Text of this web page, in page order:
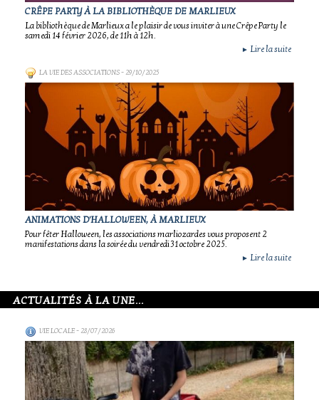
CRÊPE PARTY À LA BIBLIOTHÈQUE DE MARLIEUX
La bibliothèque de Marlieux a le plaisir de vous inviter à une Crêpe Party le
samedi 14 février 2026, de 11h à 12h.
► Lire la suite
LA VIE DES ASSOCIATIONS- 29/10/2025
ANIMATIONS D'HALLOWEEN, À MARLIEUX
Pour fêter Halloween, les associations marliozardes vous proposent 2
manifestations dans la soirée du vendredi 31 octobre 2025.
► Lire la suite
ACTUALITÉS À LA UNE...
VIE LOCALE- 28/07/2026